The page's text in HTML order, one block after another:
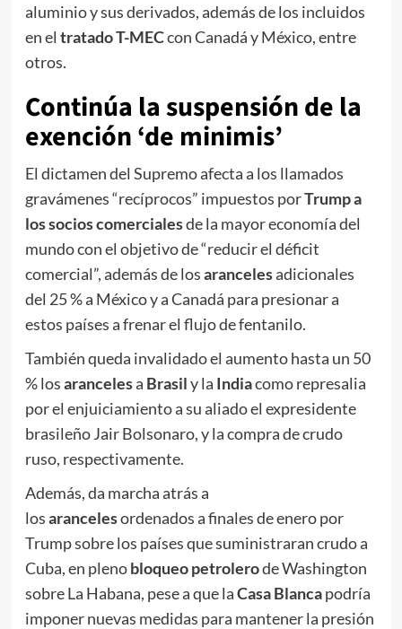
aluminio y sus derivados, además de los incluidos
en el tratado T-MECcon Canadá y México, entre
otros.
Continúa la suspensión de la
exención ‘de minimis’
El dictamen del Supremo afecta a los llamados
gravámenes “recíprocos” impuestos porTrump a
los socios comercialesde la mayor economía del
mundo con el objetivo de “reducir el déficit
comercial”, además de losarancelesadicionales
del 25 % a México y a Canadá para presionar a
estos países a frenar el flujo de fentanilo.
También queda invalidado el aumento hasta un 50
% losarancelesa Brasily la Indiacomo represalia
por el enjuiciamiento a su aliado el expresidente
brasileño Jair Bolsonaro, y la compra de crudo
ruso, respectivamente.
Además, da marcha atrás a
losarancelesordenados a finales de enero por
Trump sobre los países que suministraran crudo a
Cuba, en plenobloqueo petrolerode Washington
sobre La Habana, pese a que laCasa Blancapodría
imponer nuevas medidas para mantener la presión